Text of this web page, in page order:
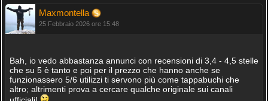
Maxmontella
25 Febbraio 2026 ore 15:48
Bah, io vedo abbastanza annunci con recensioni di 3,4 - 4,5 stelle
che su 5 è tanto e poi per il prezzo che hanno anche se
funzionassero 5/6 utilizzi ti servono più come tappabuchi che
altro; altrimenti prova a cercare qualche originale sui canali